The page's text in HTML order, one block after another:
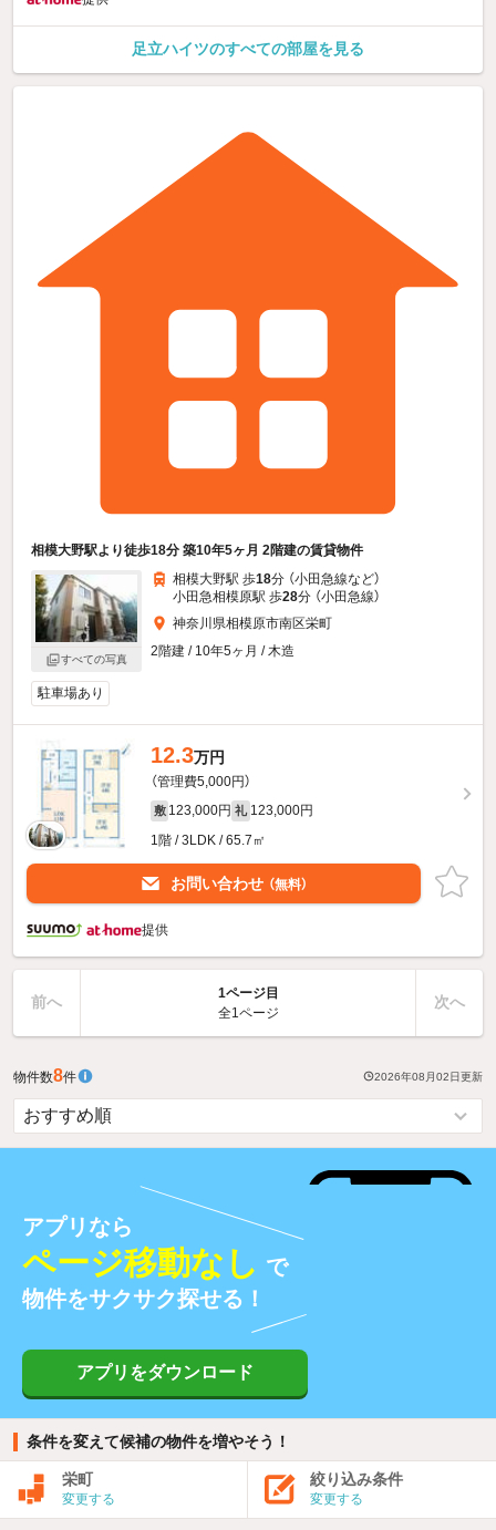
足立ハイツのすべての部屋を見る
相模大野駅より徒歩18分 築10年5ヶ月 2階建の賃貸物件
すべての写真
相模大野駅 歩18分 （小田急線など）
小田急相模原駅 歩28分 （小田急線）
神奈川県相模原市南区栄町
2階建 / 10年5ヶ月 / 木造
駐車場あり
12.3万円
（管理費5,000円）
敷 123,000円 礼 123,000円
1階 / 3LDK / 65.7㎡
お問い合わせ （無料）
提供
前へ
1ページ目
全1ページ
次へ
物件数8件 2026年08月02日更新
アプリなら
ページ移動なし で
物件をサクサク探せる！
アプリをダウンロード
条件を変えて候補の物件を増やそう！
栄町
変更する
絞り込み条件
変更する